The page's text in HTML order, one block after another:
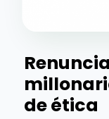
de ética